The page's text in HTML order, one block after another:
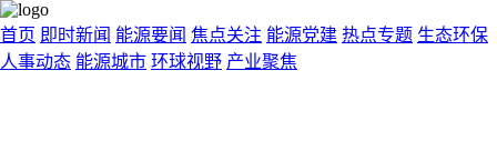
首页 即时新闻 能源要闻 焦点关注 能源党建 热点专题 生态环保
人事动态 能源城市 环球视野 产业聚焦